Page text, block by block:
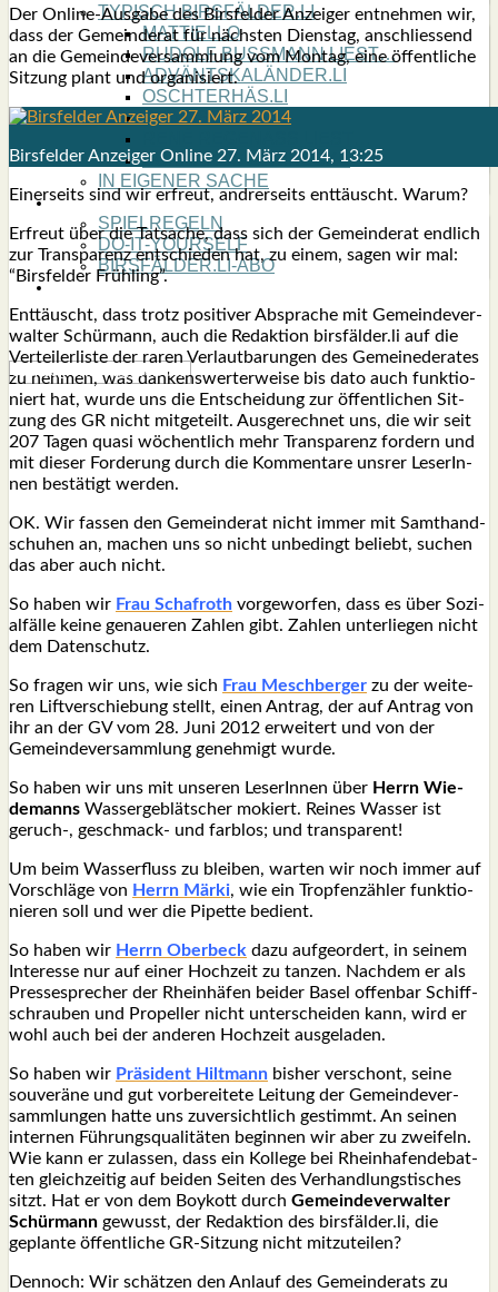
TYPISCH BIRSFÄLDER.LI
MATTIELLO
RUDOLF BUSS­MANN LIEST…
ADVÄNTSKALÄNDER.LI
OSCHTERHÄS.LI
PFINGST­SPATZ
ECK­HARDS LYRIK­ECKE
IN EIGE­NER SACHE
SO GOOT’S
SPIEL­RE­GELN
DO-IT-YOUR­S­ELF
BIRSFÄLDER.LI-ABO
SHOUT­BOX
Der Online-Aus­ga­be des Birs­fel­der Anzei­ger ent­neh­men wir,
dass der Gemein­de­rat für nächs­ten Diens­tag, anschlies­send
an die Gemein­de­ver­samm­lung vom Mon­tag, eine öffent­li­che
Sit­zung plant und orga­ni­siert.
Birs­fel­der Anzei­ger Online 27. März 2014, 13:25
Einer­seits sind wir erfreut, and­rer­seits ent­täuscht. War­um?
Erfreut über die Tat­sa­che, dass sich der Gemein­de­rat end­lich
zur Trans­pa­renz ent­schie­den hat, zu einem, sagen wir mal:
“Birs­fel­der Früh­ling”.
Ent­täuscht, dass trotz posi­ti­ver Abspra­che mit Gemein­de­ver­
wal­ter Schür­mann, auch die Redak­ti­on birsfälder.li auf die
Ver­tei­ler­lis­te der raren Ver­laut­ba­run­gen des Gemei­ne­de­ra­tes
zu neh­men, was dan­kens­wer­ter­wei­se bis dato auch funk­tio­
niert hat, wur­de uns die Ent­schei­dung zur öffent­li­chen Sit­
zung des GR nicht mit­ge­teilt. Aus­ge­rech­net uns, die wir seit
207 Tagen qua­si wöchent­lich mehr Trans­pa­renz for­dern und
mit die­ser For­de­rung durch die Kom­men­ta­re uns­rer Lese­rIn­
nen bestä­tigt wer­den.
OK. Wir fas­sen den Gemein­de­rat nicht immer mit Samt­hand­
schu­hen an, machen uns so nicht unbe­dingt beliebt, suchen
das aber auch nicht.
So haben wir Frau Schaf­roth vor­ge­wor­fen, dass es über Sozi­
al­fäl­le kei­ne genaue­ren Zah­len gibt. Zah­len unter­lie­gen nicht
dem Daten­schutz.
So fra­gen wir uns, wie sich Frau Mesch­ber­ger zu der wei­te­
ren Lift­ver­schie­bung stellt, einen Antrag, der auf Antrag von
ihr an der GV vom 28. Juni 2012 erwei­tert und von der
Gemein­de­ver­samm­lung geneh­migt wur­de.
So haben wir uns mit unse­ren Lese­rIn­nen über Herrn Wie­
demanns Was­ser­ge­blät­scher mokiert. Rei­nes Was­ser ist
geruch‑, geschmack- und farb­los; und trans­pa­rent!
Um beim Was­ser­fluss zu blei­ben, war­ten wir noch immer auf
Vor­schlä­ge von Herrn Mär­ki, wie ein Trop­fen­zäh­ler funk­tio­
nie­ren soll und wer die Pipet­te bedient.
So haben wir Herrn Ober­beck dazu auf­ge­or­dert, in sei­nem
Inter­es­se nur auf einer Hoch­zeit zu tan­zen. Nach­dem er als
Pres­se­spre­cher der Rhein­hä­fen bei­der Basel offen­bar Schiff­
schrau­ben und Pro­pel­ler nicht unter­schei­den kann, wird er
wohl auch bei der ande­ren Hoch­zeit aus­ge­la­den.
So haben wir Prä­si­dent Hilt­mann bis­her ver­schont, sei­ne
sou­ve­rä­ne und gut vor­be­rei­te­te Lei­tung der Gemein­de­ver­
samm­lun­gen hat­te uns zuver­sicht­lich gestimmt. An sei­nen
inter­nen Füh­rungs­qua­li­tä­ten begin­nen wir aber zu zwei­feln.
Wie kann er zulas­sen, dass ein Kol­le­ge bei Rhein­ha­fen­de­bat­
ten gleich­zei­tig auf bei­den Sei­ten des Ver­hand­lungs­ti­sches
sitzt. Hat er von dem Boy­kott durch Gemein­de­ver­wal­ter
Schür­mann gewusst, der Redak­ti­on des birsfälder.li, die
geplan­te öffent­li­che GR-Sit­zung nicht mit­zu­tei­len?
Den­noch: Wir schät­zen den Anlauf des Gemein­de­rats zu